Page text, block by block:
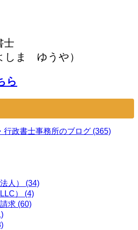
士
ま ゆうや）
ら
行政書士事務所のブログ (365)
人） (34)
） (4)
求 (60)